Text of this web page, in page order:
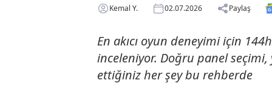
Kemal Y. 02.07.2026 Paylaş
En akıcı oyun deneyimi için
inceleniyor. Doğru panel
ettiğiniz her şey bu rehberde